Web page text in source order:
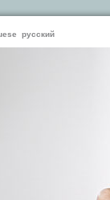
русский